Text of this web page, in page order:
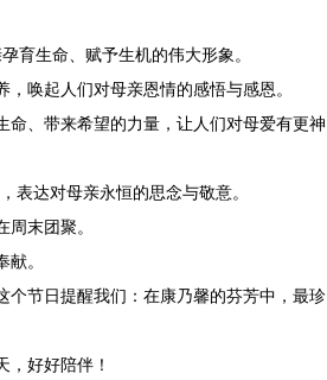
育生命、赋予生机的伟大形象。
唤起人们对母亲恩情的感悟与感恩。
命、带来希望的力量，让人们对母爱有更神
表达对母亲永恒的思念与敬意。
末团聚。
。
个节日提醒我们：在康乃馨的芬芳中，最珍
好好陪伴！